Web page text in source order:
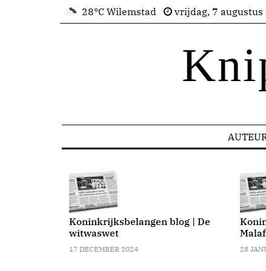
28°C Wilemstad vrijdag, 7 augustus
Koninkrijksbelangen blog | De
witwaswet
17 DECEMBER 2024 28